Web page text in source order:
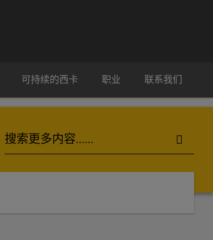
可持续的西卡 职业 联系我们